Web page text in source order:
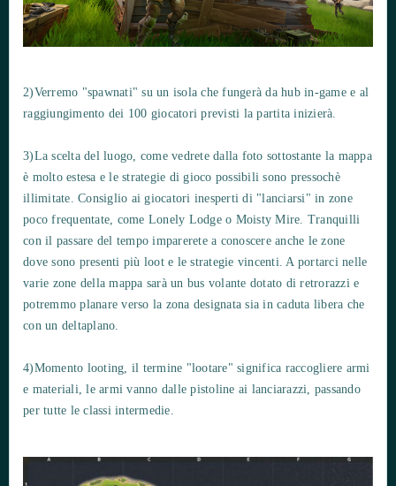
2)Verremo "spawnati" su un isola che fungerà da hub in-game e al
raggiungimento dei 100 giocatori previsti la partita inizierà.
3)La scelta del luogo, come vedrete dalla foto sottostante la mappa
è molto estesa e le strategie di gioco possibili sono pressochè
illimitate. Consiglio ai giocatori inesperti di "lanciarsi" in zone
poco frequentate, come Lonely Lodge o Moisty Mire. Tranquilli
con il passare del tempo imparerete a conoscere anche le zone
dove sono presenti più loot e le strategie vincenti. A portarci nelle
varie zone della mappa sarà un bus volante dotato di retrorazzi e
potremmo planare verso la zona designata sia in caduta libera che
con un deltaplano.
4)Momento looting, il termine "lootare" significa raccogliere armi
e materiali, le armi vanno dalle pistoline ai lanciarazzi, passando
per tutte le classi intermedie.